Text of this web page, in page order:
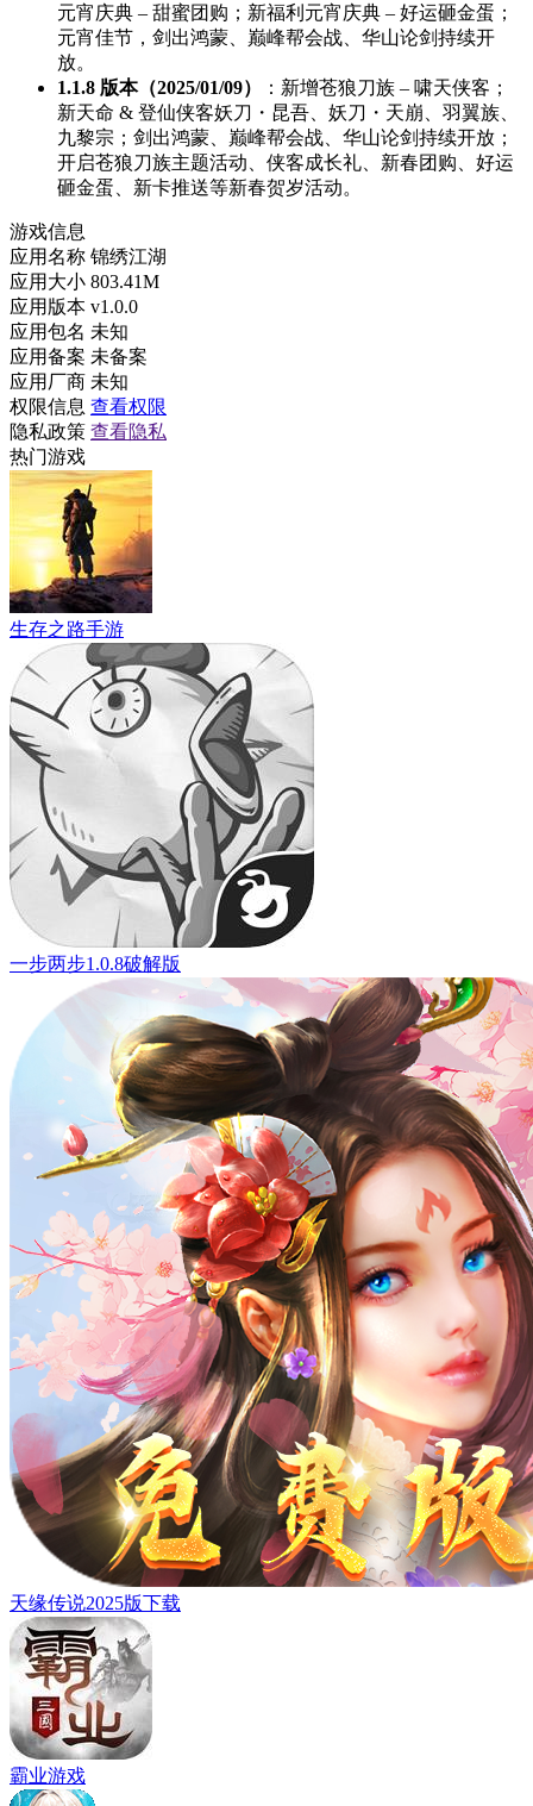
元宵庆典 – 甜蜜团购；新福利元宵庆典 – 好运砸金蛋；
元宵佳节，剑出鸿蒙、巅峰帮会战、华山论剑持续开
放。
1.1.8 版本（2025/01/09）
：新增苍狼刀族 – 啸天侠客；
新天命 & 登仙侠客妖刀・昆吾、妖刀・天崩、羽翼族、
九黎宗；剑出鸿蒙、巅峰帮会战、华山论剑持续开放；
开启苍狼刀族主题活动、侠客成长礼、新春团购、好运
砸金蛋、新卡推送等新春贺岁活动。
游戏信息
应用名称 锦绣江湖
应用大小 803.41M
应用版本 v1.0.0
应用包名 未知
应用备案 未备案
应用厂商 未知
权限信息 查看权限
隐私政策 查看隐私
热门游戏
生存之路手游
一步两步1.0.8破解版
天缘传说2025版下载
霸业游戏